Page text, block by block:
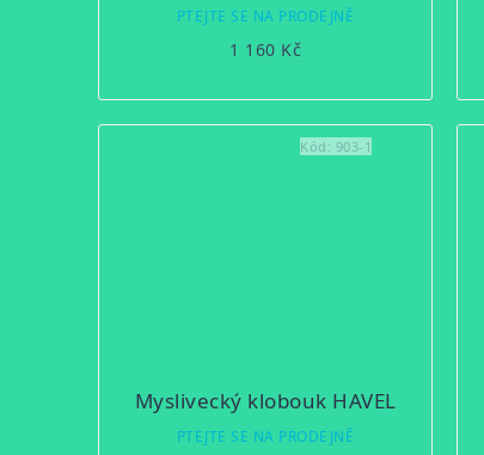
PTEJTE SE NA PRODEJNĚ
1 160 Kč
Myslivecký klobouk HAVEL
PTEJTE SE NA PRODEJNĚ
Kód: 903-1